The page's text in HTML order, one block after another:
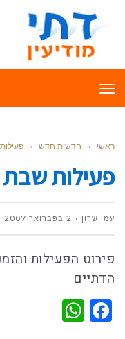
תפריט
ראשי » חדשות חדש »
פעילות
עמי שרון 2 בפברואר 2007
פירוט הפעילות
הדתיים
Facebook